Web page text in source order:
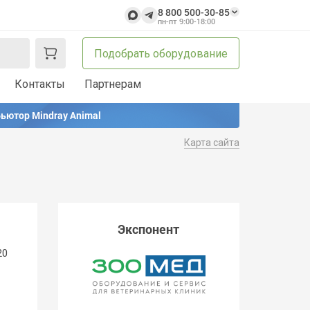
8 800 500-30-85
пн-пт 9:00-18:00
Подобрать оборудование
Контакты Партнерам
Mindray Animal
Карта сайта
Экспонент